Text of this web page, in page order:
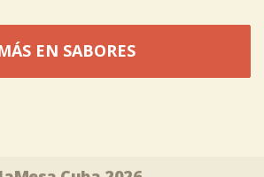
EN SABORES